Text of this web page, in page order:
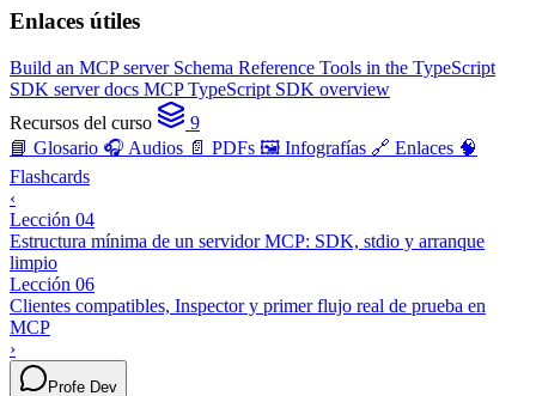
Enlaces útiles
Build an MCP server Schema Reference Tools in the TypeScript
SDK server docs MCP TypeScript SDK overview
Recursos del curso
9
📘 Glosario 🎧 Audios 📄 PDFs 🖼️ Infografías 🔗 Enlaces 🧠
Flashcards
‹
Lección 04
Estructura mínima de un servidor MCP: SDK, stdio y arranque
limpio
Lección 06
Clientes compatibles, Inspector y primer flujo real de prueba en
MCP
›
Profe Dev